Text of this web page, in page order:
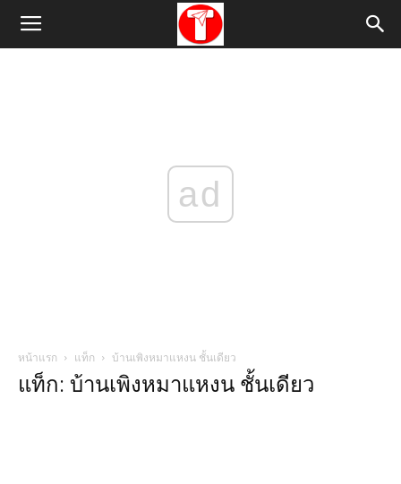
ad
หน้าแรก แท็ก บ้านเพิงหมาแหงน ชั้นเดียว
แท็ก: บ้านเพิงหมาแหงน ชั้นเดียว